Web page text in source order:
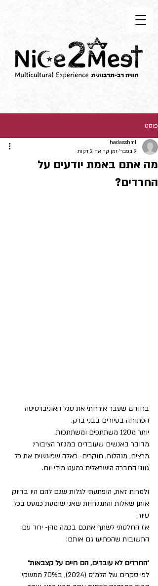
פוסט
מה אתם באמת יודעים על
החרדים?
hadasshml
9 בפבר׳
זמן קריאה 2 דקות
בחודש שעבר אירחתי את סגל האוניברסיטה
הפתוחה בסיורים בבני ברק.
יותר מ120 משתתפים ומשתתפות.
מדובר באנשים שעובדים במגזר הציבורי:
מרצים, מנהלות, חוקרים- כאלה שפוגשים את כל
גווני החברה הישראלית כמעט מידי יום.
ולמרות זאת, הופתעתי לגלות שגם להם היו בדיוק
אותן שאלות והתנגדויות שאני שומעת כמעט בכל
סיור.
אז החלטתי לשתף אתכם בכמה מהן- יחד עם
התשובות שהפתיעו גם אותם:
״החרדים לא עובדים, הם חיים על קצבאות״
לפי סקרים של הלמ״ס (2024), ב70% ממשקי